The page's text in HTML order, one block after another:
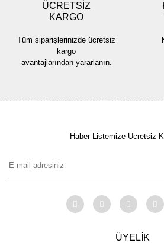
ÜCRETSİZ
KARGO
Tüm siparişlerinizde ücretsiz
kargo
avantajlarından yararlanın.
Haber Listemize Ücretsiz
ÜYELİK